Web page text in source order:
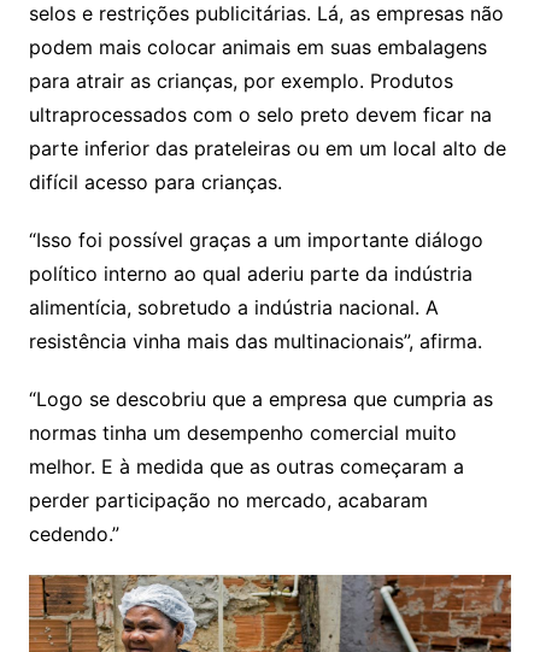
selos e restrições publicitárias. Lá, as empresas não
podem mais colocar animais em suas embalagens
para atrair as crianças, por exemplo. Produtos
ultraprocessados com o selo preto devem ficar na
parte inferior das prateleiras ou em um local alto de
difícil acesso para crianças.
“Isso foi possível graças a um importante diálogo
político interno ao qual aderiu parte da indústria
alimentícia, sobretudo a indústria nacional. A
resistência vinha mais das multinacionais”, afirma.
“Logo se descobriu que a empresa que cumpria as
normas tinha um desempenho comercial muito
melhor. E à medida que as outras começaram a
perder participação no mercado, acabaram
cedendo.”